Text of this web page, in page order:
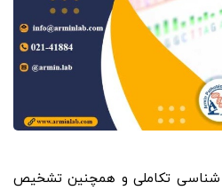
شناسی تکاملی و همچنین تشخیص